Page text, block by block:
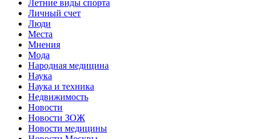
Летние виды спорта
Личный счет
Люди
Места
Мнения
Мода
Народная медицина
Наука
Наука и техника
Недвижимость
Новости
Новости ЗОЖ
Новости медицины